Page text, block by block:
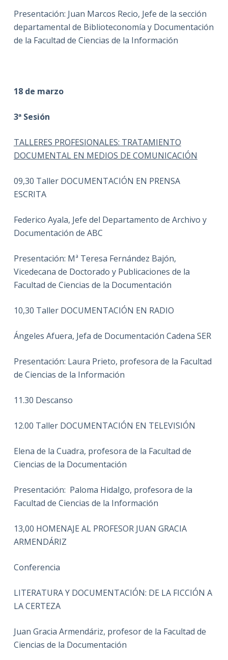
Presentación: Juan Marcos Recio, Jefe de la sección
departamental de Biblioteconomía y Documentación
de la Facultad de Ciencias de la Información
18 de marzo
3ª Sesión
TALLERES PROFESIONALES: TRATAMIENTO
DOCUMENTAL EN MEDIOS DE COMUNICACIÓN
09,30 Taller DOCUMENTACIÓN EN PRENSA
ESCRITA
Federico Ayala, Jefe del Departamento de Archivo y
Documentación de ABC
Presentación: Mª Teresa Fernández Bajón,
Vicedecana de Doctorado y Publicaciones de la
Facultad de Ciencias de la Documentación
10,30 Taller DOCUMENTACIÓN EN RADIO
Ángeles Afuera, Jefa de Documentación Cadena SER
Presentación: Laura Prieto, profesora de la Facultad
de Ciencias de la Información
11.30 Descanso
12.00 Taller DOCUMENTACIÓN EN TELEVISIÓN
Elena de la Cuadra, profesora de la Facultad de
Ciencias de la Documentación
Presentación: Paloma Hidalgo, profesora de la
Facultad de Ciencias de la Información
13,00 HOMENAJE AL PROFESOR JUAN GRACIA
ARMENDÁRIZ
Conferencia
LITERATURA Y DOCUMENTACIÓN: DE LA FICCIÓN A
LA CERTEZA
Juan Gracia Armendáriz, profesor de la Facultad de
Ciencias de la Documentación